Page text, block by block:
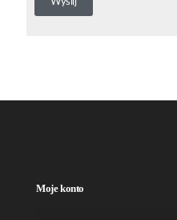
Moje konto